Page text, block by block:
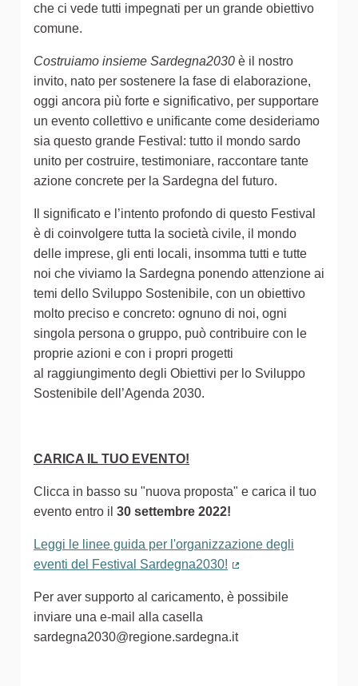
che ci vede tutti impegnati per un grande obiettivo
comune.
Costruiamo insieme Sardegna2030 è il nostro
invito, nato per sostenere la fase di elaborazione,
oggi ancora più forte e significativo, per supportare
un evento collettivo e unificante come desideriamo
sia questo grande Festival: tutto il mondo sardo
unito per costruire, testimoniare, raccontare tante
azione concrete per la Sardegna del futuro.
Il significato e l’intento profondo di questo Festival
è di coinvolgere tutta la società civile, il mondo
delle imprese, gli enti locali, insomma tutti e tutte
noi che viviamo la Sardegna ponendo attenzione ai
temi dello Sviluppo Sostenibile, con un obiettivo
molto preciso e concreto: ognuno di noi, ogni
singola persona o gruppo, può contribuire con le
proprie azioni e con i propri progetti
al raggiungimento degli Obiettivi per lo Sviluppo
Sostenibile dell’Agenda 2030.
CARICA IL TUO EVENTO!
Clicca in basso su "nuova proposta" e carica il tuo
evento entro il 30 settembre 2022!
Leggi le linee guida per l'organizzazione degli
eventi del Festival Sardegna2030!
Per aver supporto al caricamento, è possibile
inviare una e-mail alla casella
sardegna2030@regione.sardegna.it